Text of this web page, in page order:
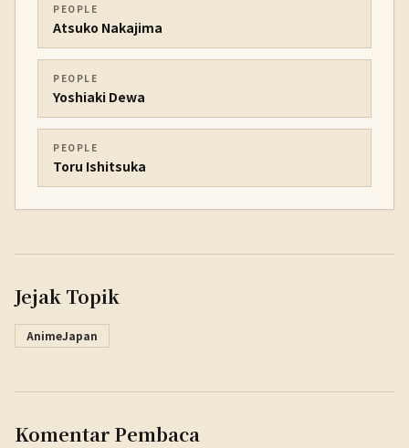
PEOPLE
Atsuko Nakajima
PEOPLE
Yoshiaki Dewa
PEOPLE
Toru Ishitsuka
Jejak Topik
AnimeJapan
Komentar Pembaca